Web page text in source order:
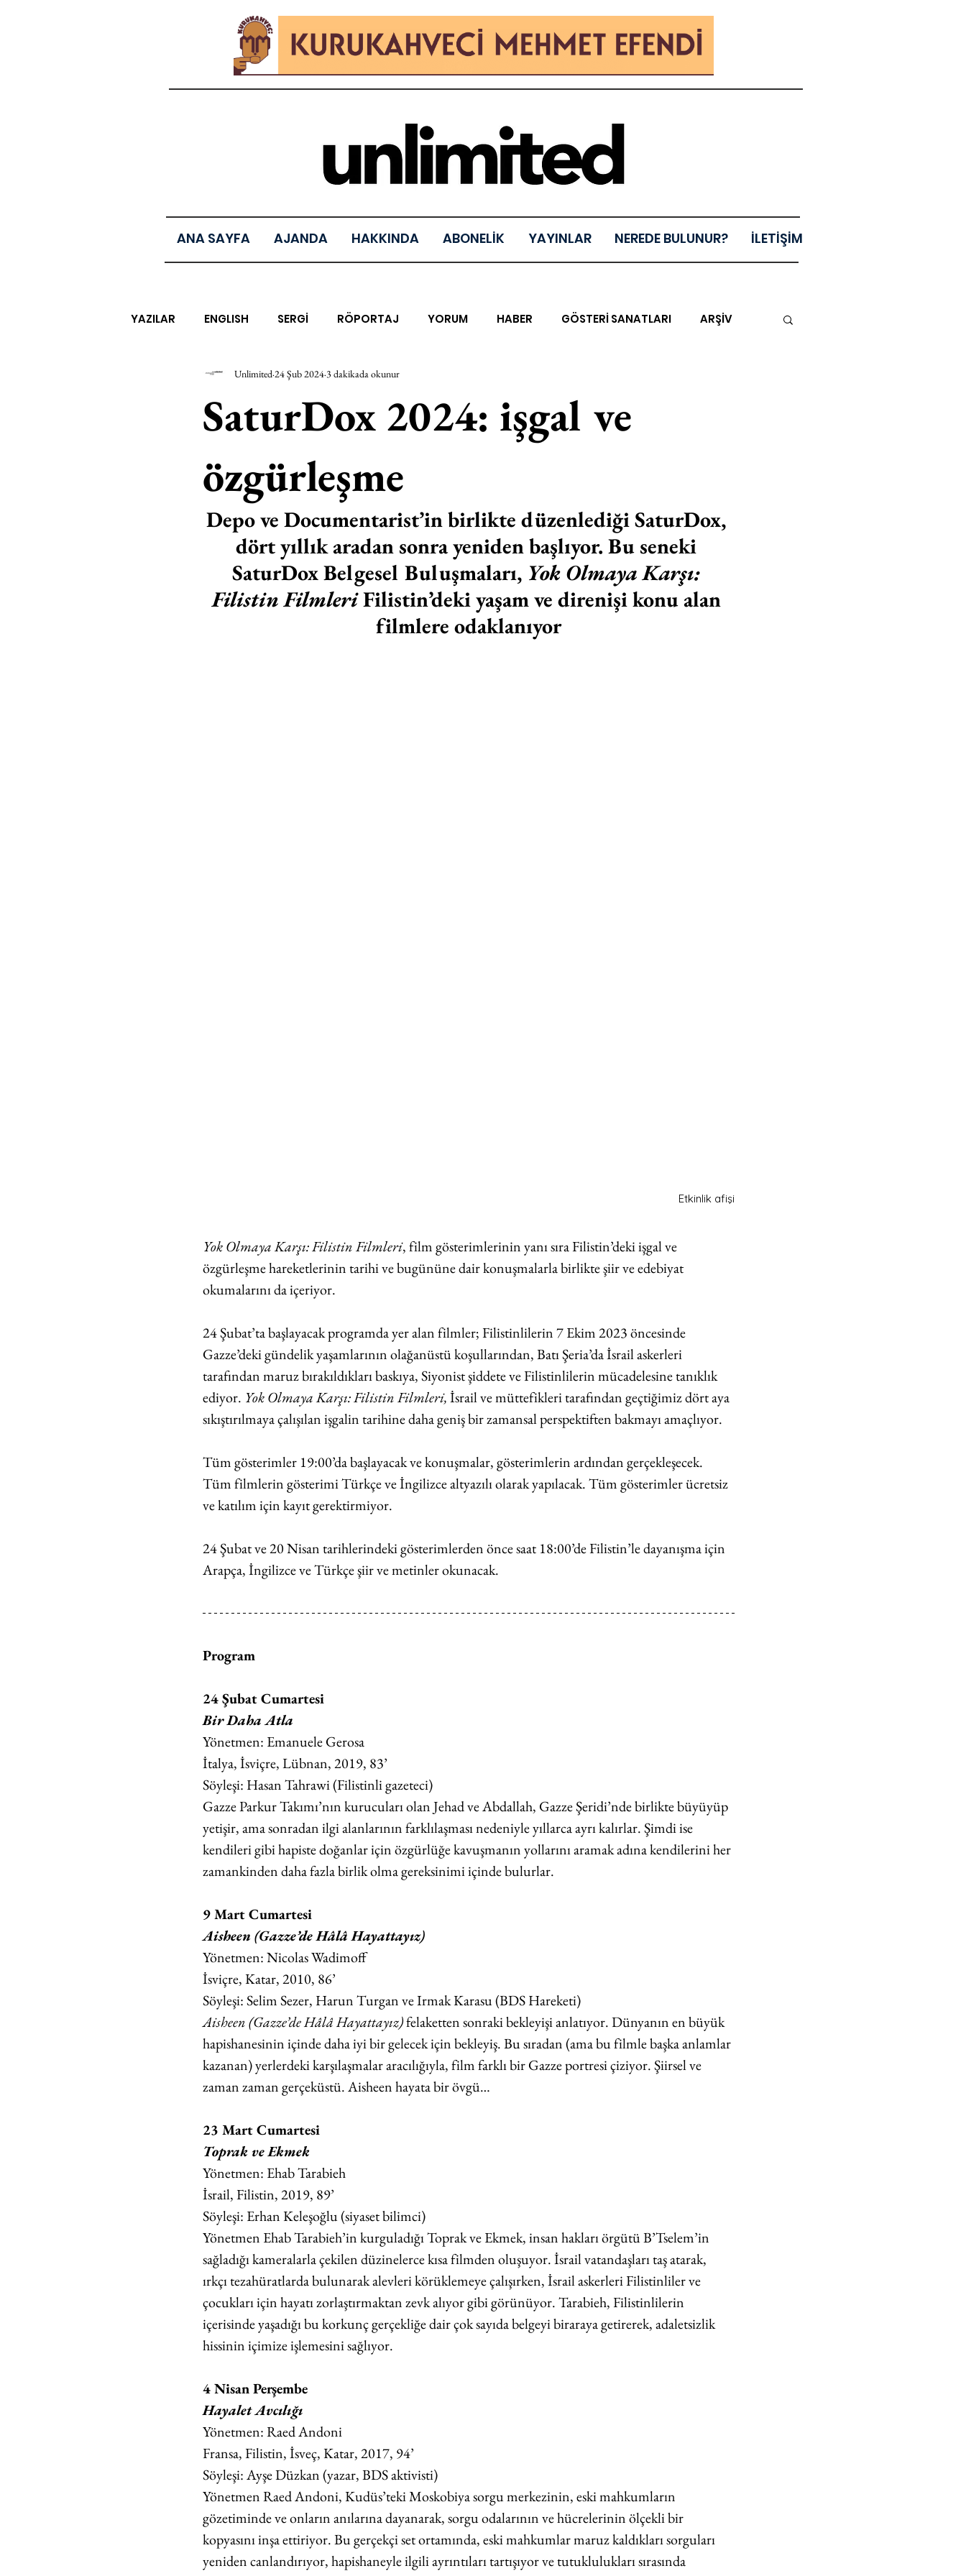
ANA SAYFA AJANDA HAKKINDA ABONELİK YAYINLAR NEREDE BULUNUR? İLETİŞİM
YAZILAR ENGLISH SERGİ RÖPORTAJ YORUM HABER GÖSTERİ SANATLARI ARŞİV
EDEBİYAT SİNEMA ARAŞTIRMA
MÜZİK EGZERSİZLER YEL TOZ PORTRELER ON SORULUK SOHBETLER
AK-SAYANLAR #GEÇMİŞTEBUGÜN XXY
TUHAF AÇI SINIRSIZ ZİYARETLER
SaturDox 2024: işgal ve
özgürleşme
Unlimited 24 Şub 2024 3 dakikada okunur
Depo ve Documentarist’in birlikte düzenlediği SaturDox,
dört yıllık aradan sonra yeniden başlıyor. Bu seneki
SaturDox Belgesel Buluşmaları, Yok Olmaya Karşı:
Filistin Filmleri Filistin’deki yaşam ve direnişi konu alan
filmlere odaklanıyor
Etkinlik afişi
Yok Olmaya Karşı: Filistin Filmleri, film gösterimlerinin yanı sıra Filistin’deki işgal ve
özgürleşme hareketlerinin tarihi ve bugününe dair konuşmalarla birlikte şiir ve edebiyat
okumalarını da içeriyor.
24 Şubat’ta başlayacak programda yer alan filmler; Filistinlilerin 7 Ekim 2023 öncesinde
Gazze’deki gündelik yaşamlarının olağanüstü koşullarından, Batı Şeria’da İsrail askerleri
tarafından maruz bırakıldıkları baskıya, Siyonist şiddete ve Filistinlilerin mücadelesine tanıklık
ediyor. Yok Olmaya Karşı: Filistin Filmleri, İsrail ve müttefikleri tarafından geçtiğimiz dört aya
sıkıştırılmaya çalışılan işgalin tarihine daha geniş bir zamansal perspektiften bakmayı amaçlıyor.
Tüm gösterimler 19:00’da başlayacak ve konuşmalar, gösterimlerin ardından gerçekleşecek.
Tüm filmlerin gösterimi Türkçe ve İngilizce altyazılı olarak yapılacak. Tüm gösterimler ücretsiz
ve katılım için kayıt gerektirmiyor.
24 Şubat ve 20 Nisan tarihlerindeki gösterimlerden önce saat 18:00’de Filistin’le dayanışma için
Arapça, İngilizce ve Türkçe şiir ve metinler okunacak.
Program
24 Şubat Cumartesi
Bir Daha Atla
Yönetmen: Emanuele Gerosa
İtalya, İsviçre, Lübnan, 2019, 83’
Söyleşi: Hasan Tahrawi (Filistinli gazeteci)
Gazze Parkur Takımı’nın kurucuları olan Jehad ve Abdallah, Gazze Şeridi’nde birlikte büyüyüp
yetişir, ama sonradan ilgi alanlarının farklılaşması nedeniyle yıllarca ayrı kalırlar. Şimdi ise
kendileri gibi hapiste doğanlar için özgürlüğe kavuşmanın yollarını aramak adına kendilerini her
zamankinden daha fazla birlik olma gereksinimi içinde bulurlar.
9 Mart Cumartesi
Aisheen (Gazze’de Hâlâ Hayattayız)
Yönetmen: Nicolas Wadimoff
İsviçre, Katar, 2010, 86’
Söyleşi: Selim Sezer, Harun Turgan ve Irmak Karasu (BDS Hareketi)
Aisheen (Gazze’de Hâlâ Hayattayız) felaketten sonraki bekleyişi anlatıyor. Dünyanın en büyük
hapishanesinin içinde daha iyi bir gelecek için bekleyiş. Bu sıradan (ama bu filmle başka anlamlar
kazanan) yerlerdeki karşılaşmalar aracılığıyla, film farklı bir Gazze portresi çiziyor. Şiirsel ve
zaman zaman gerçeküstü. Aisheen hayata bir övgü…
23 Mart Cumartesi
Toprak ve Ekmek
Yönetmen: Ehab Tarabieh
İsrail, Filistin, 2019, 89’
Söyleşi: Erhan Keleşoğlu (siyaset bilimci)
Yönetmen Ehab Tarabieh’in kurguladığı Toprak ve Ekmek, insan hakları örgütü B’Tselem’in
sağladığı kameralarla çekilen düzinelerce kısa filmden oluşuyor. İsrail vatandaşları taş atarak,
ırkçı tezahüratlarda bulunarak alevleri körüklemeye çalışırken, İsrail askerleri Filistinliler ve
çocukları için hayatı zorlaştırmaktan zevk alıyor gibi görünüyor. Tarabieh, Filistinlilerin
içerisinde yaşadığı bu korkunç gerçekliğe dair çok sayıda belgeyi biraraya getirerek, adaletsizlik
hissinin içimize işlemesini sağlıyor.
4 Nisan Perşembe
Hayalet Avcılığı
Yönetmen: Raed Andoni
Fransa, Filistin, İsveç, Katar, 2017, 94’
Söyleşi: Ayşe Düzkan (yazar, BDS aktivisti)
Yönetmen Raed Andoni, Kudüs’teki Moskobiya sorgu merkezinin, eski mahkumların
gözetiminde ve onların anılarına dayanarak, sorgu odalarının ve hücrelerinin ölçekli bir
kopyasını inşa ettiriyor. Bu gerçekçi set ortamında, eski mahkumlar maruz kaldıkları sorguları
yeniden canlandırıyor, hapishaneyle ilgili ayrıntıları tartışıyor ve tutuklulukları sırasında